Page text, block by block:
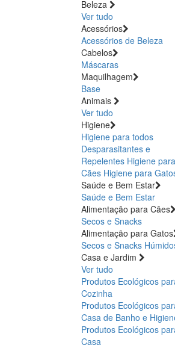
Beleza
Ver tudo
Acessórios
Acessórios de Beleza
Cabelos
Máscaras
Maquilhagem
Base
Animais
Ver tudo
Higiene
Higiene para todos
Desparasitantes e
Repelentes Higiene para
Cães Higiene para
Saúde e Bem Estar
Saúde e Bem Estar
Alimentação para Cães
Secos e Snacks
Alimentação para Gatos
Secos e Snacks
Casa e Jardim
Ver tudo
Produtos Ecológicos
Cozinha
Produtos Ecológicos
Casa de Banho e
Produtos Ecológicos
Casa